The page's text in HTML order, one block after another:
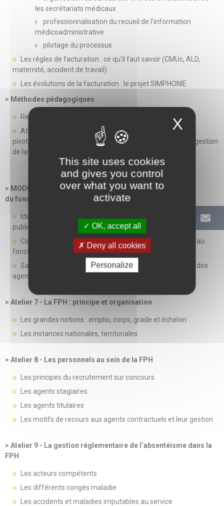
les secrétariats médicaux
professionnalisation du recueil de l’information
médicoadministrative
pilotage du processus
Les règles de facturation : ce qu’il faut savoir (CMUc, ALD,
maternité, accident de travail)
Les évolutions de la facturation : le projet SIMPHONIE
> Méthodes pédagogiques
Retours d’expérience et bonnes pratiques
Atelier : le coordinateur(trice) de secrétaires médicaux
pivot d’une organisation efficiente : mise en pratique de la gestion
de la facturation
> MODULE 4 - (1 jour) Les fondamentaux du statut
du fonctionnaire hospitalier
Identifier le cadre réglementaire général de la fonction
publique hospitalière
Connaitre les règles statutaires essentielles applicables au
fonctionnaire hospitalier
Savoir adapter son management à la situation juridique des
agents
> Atelier 7 - La FPH : principe et organisation
Les grandes notions : emploi, corps, grade et échelon
Les instances nationales, territoriales
> Atelier 8 - Les personnels au sein de la FPH
Les principes du recrutement sur concours
Les agents stagiaires
Les agents titulaires
Les motifs de recours aux agents contractuels et leur gestion
> Atelier 9 - La gestion réglementaire de l’absentéisme dans la
FPH
Les acteurs compétents
Les différents congés maladie
Les accidents et maladies imputables au service
X
This site uses cookies
and gives you control
over what you want to
activate
OK, accept all
Deny all cookies
Personalize